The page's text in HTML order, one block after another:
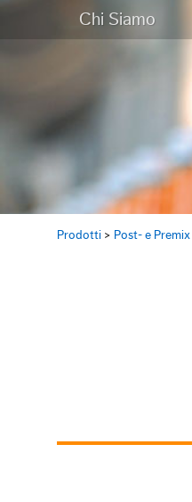
Chi Siamo
Prodotti > Post- e Premix